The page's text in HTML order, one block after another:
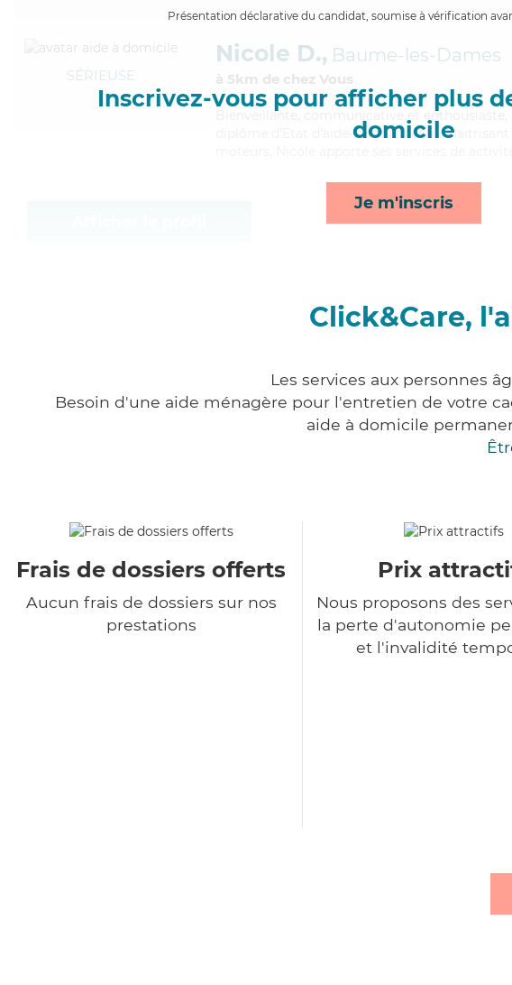
Présentation déclarative du candidat, soumise à vérification
Inscrivez-vous pour afficher plus
domicile
Je m'inscris
SÉRIEUSE
Nicole D., Baume-les-Dames
à 5km de chez Vous
Bienveillante
, communicative et enthousiaste,
diplôme d'Etat d'aide-soignant (AS).
Click&Care,
Les services aux personnes
Besoin d'une aide ménagère pour l'entretien de votre
aide à domicile
Frais de dossiers offerts
Aucun frais de dossiers sur nos
prestations
Prix
Nous proposons des
la perte d'autonomie
et l'invalidité